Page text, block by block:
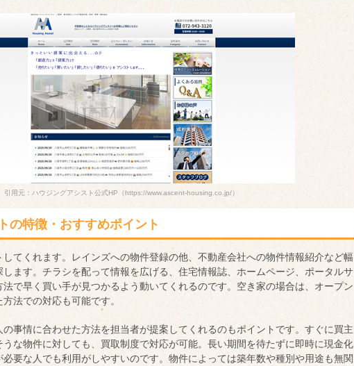
引用元：ハウジングアシスト公式HP （https://www.ascent-housing.co.jp/）
の特徴・おすすめポイント
てくれます。レインズへの物件登録の他、不動産会社への物件情報紹介など幅
ます。チラシを配って情報を広げる、住宅情報誌、ホームページ、ポータルサ
で早く買い手が見つかるよう動いてくれるのです。空き家の場合は、オープン
法での対応も可能です。
事情に合わせた方法を担当者が提案してくれるのもポイントです。すぐに買主
な物件に対しても、買取制度で対応が可能。長い期間を待たずに即時に現金化
要な人でも利用がしやすいのです。物件によっては築年数や種別や用途も無関